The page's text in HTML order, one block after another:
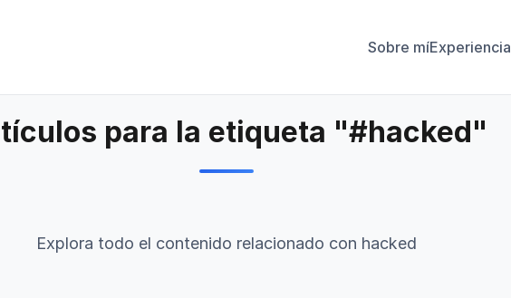
Sobre míExperiencia
para la etiqueta "#hacked"
Explora todo el contenido relacionado con hacked